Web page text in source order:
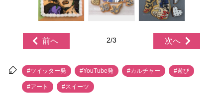
前へ 次へ
2/3
#ツイッター発 #YouTube発 #カルチャー #遊び
#アート #スイーツ